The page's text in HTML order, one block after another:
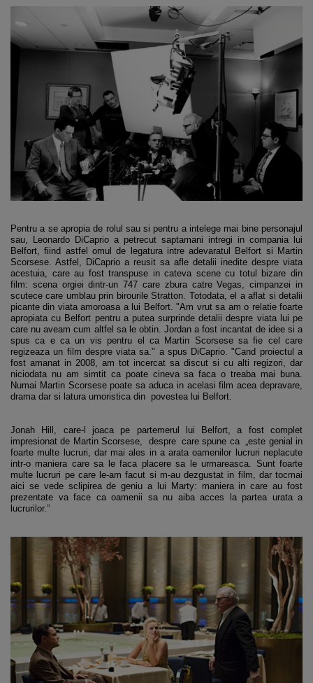
Pentru a se apropia de rolul sau si pentru a intelege mai bine personajul
sau, Leonardo DiCaprio a petrecut saptamani intregi in compania lui
Belfort, fiind astfel omul de legatura intre adevaratul Belfort si Martin
Scorsese. Astfel, DiCaprio a reusit sa afle detalii inedite despre viata
acestuia, care au fost transpuse in cateva scene cu totul bizare din
film: scena orgiei dintr-un 747 care zbura catre Vegas, cimpanzei in
scutece care umblau prin birourile Stratton. Totodata, el a aflat si detalii
picante din viata amoroasa a lui Belfort. "Am vrut sa am o relatie foarte
apropiata cu Belfort pentru a putea surprinde detalii despre viata lui pe
care nu aveam cum altfel sa le obtin. Jordan a fost incantat de idee si a
spus ca e ca un vis pentru el ca Martin Scorsese sa fie cel care
regizeaza un film despre viata sa." a spus DiCaprio. "Cand proiectul a
fost amanat in 2008, am tot incercat sa discut si cu alti regizori, dar
niciodata nu am simtit ca poate cineva sa faca o treaba mai buna.
Numai Martin Scorsese poate sa aduca in acelasi film acea depravare,
drama dar si latura umoristica din povestea lui Belfort.
Jonah Hill, care-l joaca pe partemerul lui Belfort, a fost complet
impresionat de Martin Scorsese, despre care spune ca „este genial in
foarte multe lucruri, dar mai ales in a arata oamenilor lucruri neplacute
intr-o maniera care sa le faca placere sa le urmareasca. Sunt foarte
multe lucruri pe care le-am facut si m-au dezgustat in film, dar tocmai
aici se vede sclipirea de geniu a lui Marty: maniera in care au fost
prezentate va face ca oamenii sa nu aiba acces la partea urata a
lucrurilor.”